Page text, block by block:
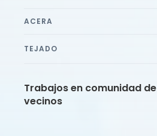
ACERA
TEJADO
Trabajos en comunidad de
vecinos